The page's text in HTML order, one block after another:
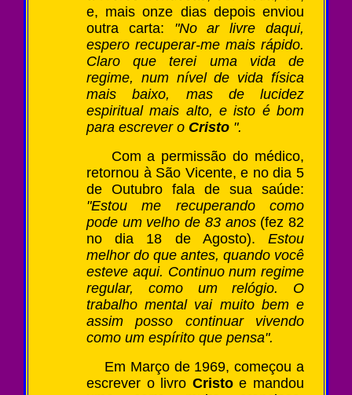
e, mais onze dias depois enviou
outra carta: "No ar livre daqui,
espero recuperar-me mais rápido.
Claro que terei uma vida de
regime, num nível de vida física
mais baixo, mas de lucidez
espiritual mais alto, e isto é bom
para escrever o Cristo ".
Com a permissão do médico,
retornou à São Vicente, e no dia 5
de Outubro fala de sua saúde:
"Estou me recuperando como
pode um velho de 83 anos (fez 82
no dia 18 de Agosto). Estou
melhor do que antes, quando você
esteve aqui. Continuo num regime
regular, como um relógio. O
trabalho mental vai muito bem e
assim posso continuar vivendo
como um espírito que pensa".
Em Março de 1969, começou a
escrever o livro Cristoe mandou